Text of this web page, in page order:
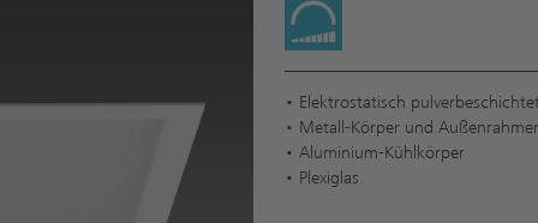
• Elektrostatisch
• Metall-Körper und
• Aluminium-Kühlkörper
• Plexiglas